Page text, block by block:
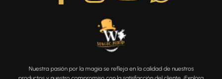
Nuestra pasión por la magia se refleja en la calidad de nuestros